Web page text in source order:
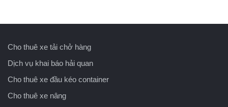
Cho thuê xe tải chở hàng
Dịch vụ khai báo hải quan
Cho thuê xe đầu kéo container
Cho thuê xe nâng